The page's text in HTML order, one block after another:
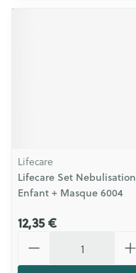
Lifecare
Lifecare Set Nebulisation
Enfant + Masque 6004
12,35 €